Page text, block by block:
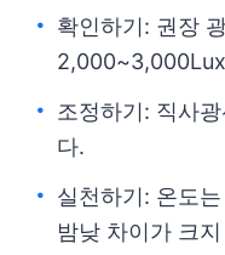
확인하기: 권장
조정하기: 직사
다.
실천하기: 온도
밤낮 차이가 크